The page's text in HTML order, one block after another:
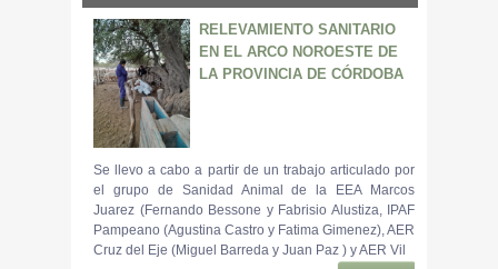
RELEVAMIENTO SANITARIO
EN EL ARCO NOROESTE DE
LA PROVINCIA DE CÓRDOBA
Se llevo a cabo a partir de un trabajo articulado por
el grupo de Sanidad Animal de la EEA Marcos
Juarez (Fernando Bessone y Fabrisio Alustiza, IPAF
Pampeano (Agustina Castro y Fatima Gimenez), AER
Cruz del Eje (Miguel Barreda y Juan Paz ) y AER Vil